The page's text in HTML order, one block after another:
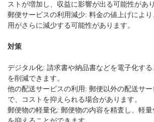
ストが増加し、収益に影響が出る可能性があり
郵便サービスの利用減少: 料金の値上げにより
用がさらに減少する可能性があります。
対策
デジタル化: 請求書や納品書などを電子化す
を削減できます。
他の配送サービスの利用: 郵便以外の配送サ
で、コストを抑えられる場合があります。
郵便物の軽量化: 郵便物の内容を精査し、軽